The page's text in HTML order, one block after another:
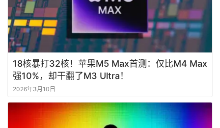
18核暴打32核！苹果M5 Max首测：仅比M4 Max
强10%，却干翻了M3 Ultra！
2026年3月10日